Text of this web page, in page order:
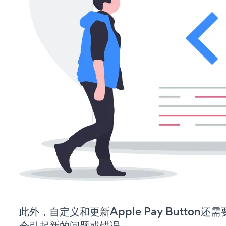
此外，自定义和更新Apple Pay Button还需